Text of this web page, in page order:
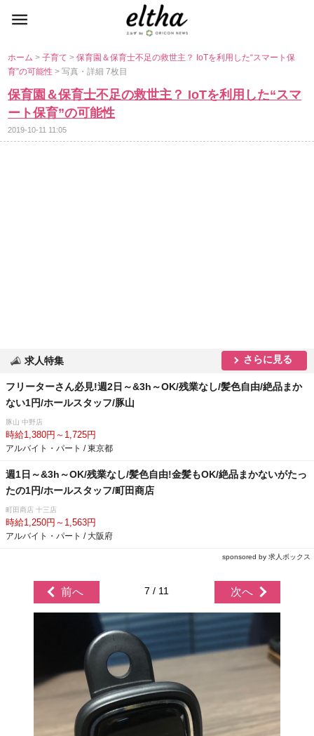
ホーム>子育て>保育園＆保育士不足の救世主？ IoTを利用した“スマート保
育”の可能性> 写真・詳細 7枚目
保育園＆保育士不足の救世主？ IoTを利用した“スマ
ート保育”の可能性
2019-10-11 11:05
求人特集 さらに見る
フリーターさん必見!週2日～&3h～OK/残業なし/髪色自由/絶品まか
ない1円/ホールスタッフ/豚山
豚山 中野店
時給1,380円～1,725円
アルバイト・パート / 東京都
週1日～&3h～OK/残業なし/髪色自由!金髪もOK/絶品まかないがたっ
たの1円/ホールスタッフ/町田商店
町田商店 十三店
時給1,250円～1,563円
アルバイト・パート / 大阪府
sponsored by 求人ボックス
前へ 7 / 11 次へ